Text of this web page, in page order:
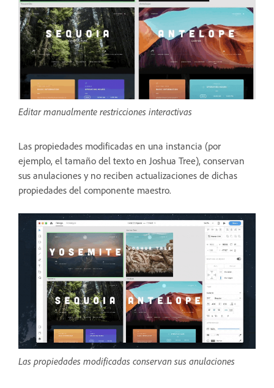
Editar manualmente restricciones interactivas
Las propiedades modificadas en una instancia (por
ejemplo, el tamaño del texto en Joshua Tree), conservan
sus anulaciones y no reciben actualizaciones de dichas
propiedades del componente maestro.
Las propiedades modificadas conservan sus anulaciones